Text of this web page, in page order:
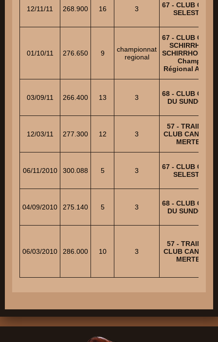
12/11/11 268.900 16 3
67 - CLUB CANIN
SELESTAT
01/10/11 276.650 9
championnat
regional
67 - CLUB CANIN
SCHIRRHEIN
SCHIRRHOFFEN-
Champ.
Régional Alsace
03/09/11 266.400 13 3
68 - CLUB CANIN
DU SUNDGAU
12/03/11 277.300 12 3
57 - TRAINING
CLUB CANIN DE
MERTEN
06/11/2010 300.088 5 3
67 - CLUB CANIN
SELESTAT
04/09/2010 275.140 5 3
68 - CLUB CANIN
DU SUNDGAU
06/03/2010 286.000 10 3
57 - TRAINING
CLUB CANIN DE
MERTEN